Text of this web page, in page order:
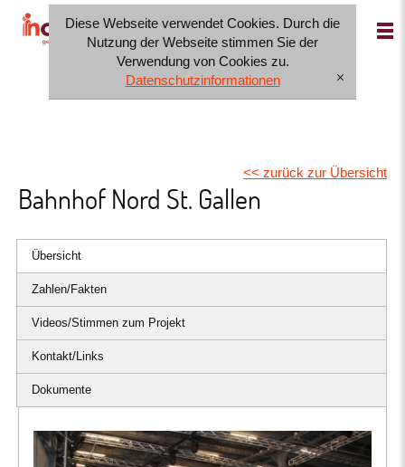
Diese Webseite verwendet Cookies. Durch die
Nutzung der Webseite stimmen Sie der
Verwendung von Cookies zu.
Datenschutzinformationen
[x]
IT FR DE
<< zurück zur Übersicht
Bahnhof Nord St. Gallen
Übersicht
Zahlen/Fakten
Videos/Stimmen zum Projekt
Kontakt/Links
Dokumente